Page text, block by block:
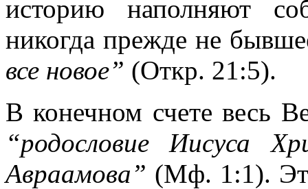
историю наполняют
никогда прежде не
все новое” (Откр. 21:5).
В конечном счете весь
“родословие Иисуса
Авраамова” (Мф. 1:1).